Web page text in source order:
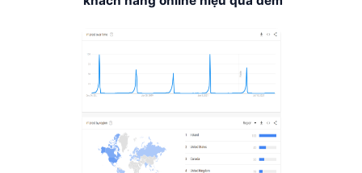
BurgerPrints